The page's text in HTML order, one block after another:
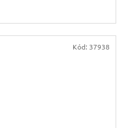
Kód: 37938